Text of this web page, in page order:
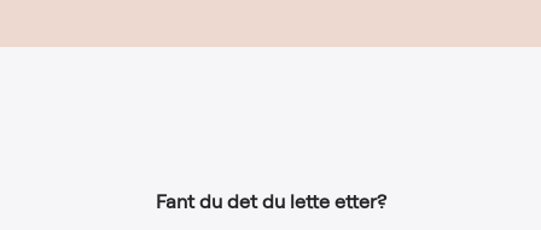
Fant du det du lette etter?